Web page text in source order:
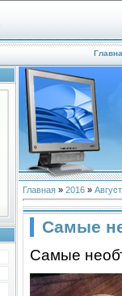
Главная » 2016 » Август
Самые
Самыe